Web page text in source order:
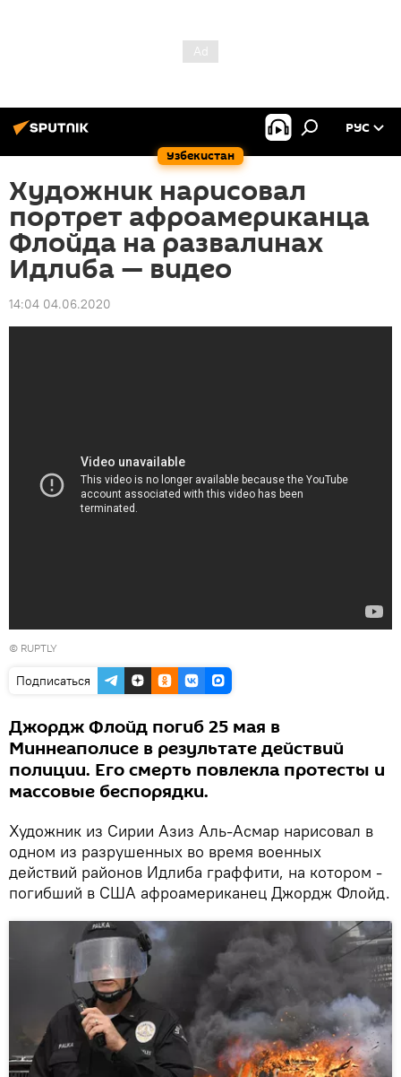
Узбекистан
РУС
Художник нарисовал
портрет афроамериканца
Флойда на развалинах
Идлиба — видео
14:04 04.06.2020
© RUPTLY
Подписаться
Джордж Флойд погиб 25 мая в
Миннеаполисе в результате действий
полиции. Его смерть повлекла протесты и
массовые беспорядки.
Художник из Сирии Азиз Аль-Асмар нарисовал в
одном из разрушенных во время военных
действий районов Идлиба граффити, на котором -
погибший в США афроамериканец Джордж Флойд.